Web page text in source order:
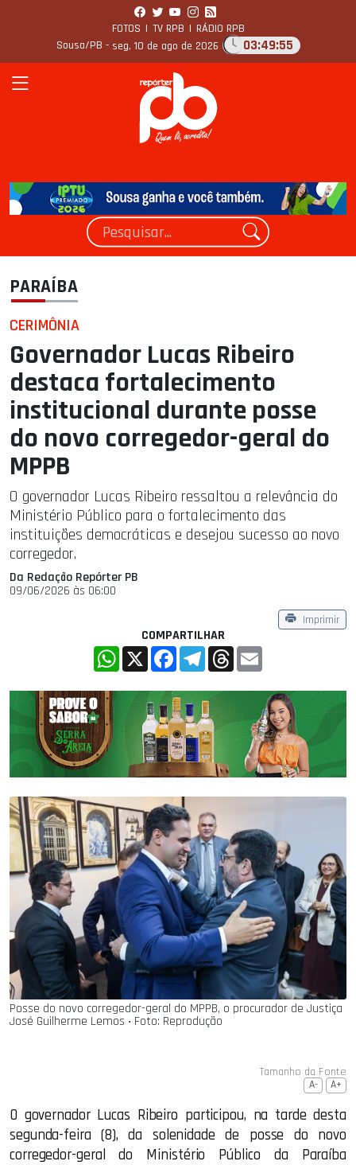
FOTOS | TV RPB | RÁDIO RPB
Sousa/PB - seg, 10 de ago de 2026 03:49:57
PARAÍBA
CERIMÔNIA
Governador Lucas Ribeiro
destaca fortalecimento
institucional durante posse
do novo corregedor-geral do
MPPB
O governador Lucas Ribeiro ressaltou a relevância do
Ministério Público para o fortalecimento das
instituições democráticas e desejou sucesso ao novo
corregedor.
Da Redação Repórter PB
09/06/2026 às 06:00
Imprimir
COMPARTILHAR
WhatsApp
X FacebookTelegramThreads
Posse do novo corregedor-geral do MPPB, o procurador de Justiça
José Guilherme Lemos ‧ Foto: Reprodução
Tamanho da Fonte
A- A+
O governador Lucas Ribeiro participou, na tarde desta
segunda-feira (8), da solenidade de posse do novo
corregedor-geral do Ministério Público da Paraíba